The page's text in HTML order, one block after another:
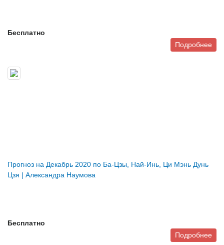
Бесплатно
Подробнее
Прогноз на Декабрь 2020 по Ба-Цзы, Най-Инь, Ци Мэнь Дунь
Цзя | Александра Наумова
Бесплатно
Подробнее